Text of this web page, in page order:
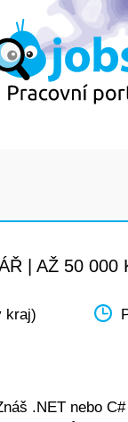
| AŽ 50 000
kraj)
.NET nebo